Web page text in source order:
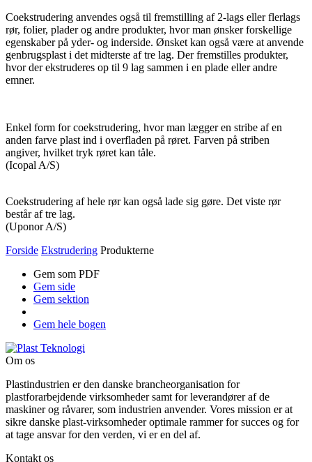
Coekstrudering anvendes også til fremstilling af 2-lags eller flerlags
rør, folier, plader og andre produkter, hvor man ønsker forskellige
egenskaber på yder- og inderside. Ønsket kan også være at anvende
genbrugsplast i det midterste af tre lag. Der fremstilles produkter,
hvor der ekstruderes op til 9 lag sammen i en plade eller andre
emner.
Enkel form for coekstrudering, hvor man lægger en stribe af en
anden farve plast ind i overfladen på røret. Farven på striben
angiver, hvilket tryk røret kan tåle.
(Icopal A/S)
Coekstrudering af hele rør kan også lade sig gøre. Det viste rør
består af tre lag.
(Uponor A/S)
Forside Ekstrudering Produkterne
Gem som PDF
Gem side
Gem sektion
Gem hele bogen
Om os
Plastindustrien er den danske brancheorganisation for
plastforarbejdende virksomheder samt for leverandører af de
maskiner og råvarer, som industrien anvender. Vores mission er at
sikre danske plast-virksomheder optimale rammer for succes og for
at tage ansvar for den verden, vi er en del af.
Kontakt os